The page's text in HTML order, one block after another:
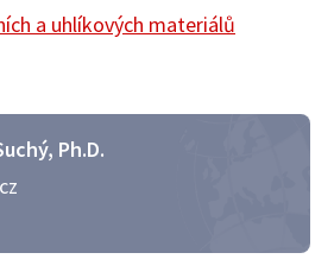
a uhlíkových materiálů
Ph.D.